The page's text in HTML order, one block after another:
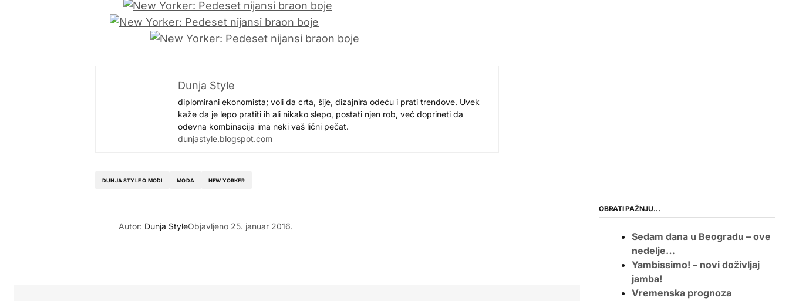
Dunja Style
diplomirani ekonomista; voli da crta, šije, dizajnira odeću i prati trendove. Uvek
kaže da je lepo pratiti ih ali nikako slepo, postati njen rob, već doprineti da
odevna kombinacija ima neki vaš lični pečat.
dunjastyle.blogspot.com
DUNJA STYLE O MODI MODA NEW YORKER
Autor: Dunja StyleObjavljeno 25. januar 2016.
OBRATI PAŽNJU…
Sedam dana u Beogradu – ove
nedelje…
Yambissimo! – novi doživljaj
jamba!
Vremenska prognoza